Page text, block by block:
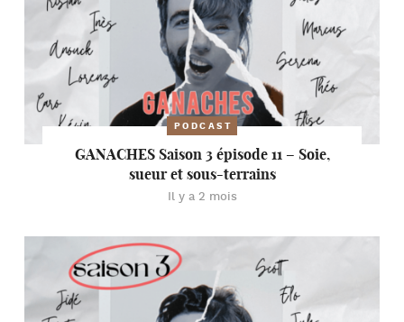
PODCAST
GANACHES Saison 3 épisode 11 – Soie,
sueur et sous-terrains
Il y a 2 mois